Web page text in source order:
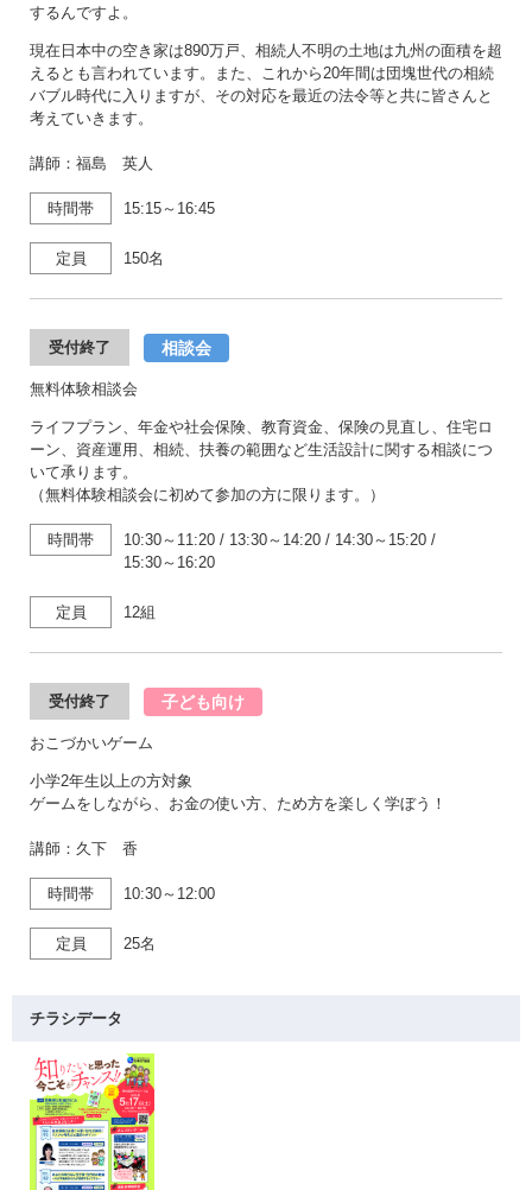
するんですよ。
現在日本中の空き家は890万戸、相続人不明の土地は九州の面積を超
えるとも言われています。また、これから20年間は団塊世代の相続
バブル時代に入りますが、その対応を最近の法令等と共に皆さんと
考えていきます。
講師：福島 英人
時間帯 15:15～16:45
定員 150名
受付終了 相談会
無料体験相談会
ライフプラン、年金や社会保険、教育資金、保険の見直し、住宅ロ
ーン、資産運用、相続、扶養の範囲など生活設計に関する相談につ
いて承ります。
（無料体験相談会に初めて参加の方に限ります。）
時間帯 10:30～11:20 / 13:30～14:20 / 14:30～15:20 /
15:30～16:20
定員 12組
受付終了 子ども向け
おこづかいゲーム
小学2年生以上の方対象
ゲームをしながら、お金の使い方、ため方を楽しく学ぼう！
講師：久下 香
時間帯 10:30～12:00
定員 25名
チラシデータ